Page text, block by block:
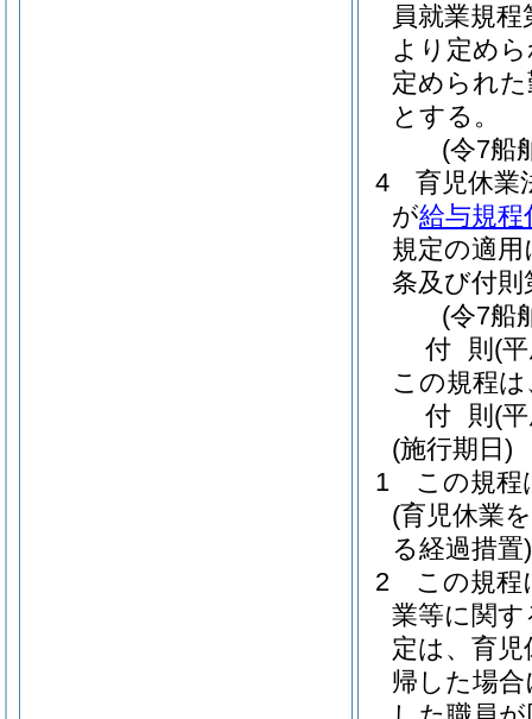
員就業規
より定め
定められ
とする。
(令7船
4
育児休業
が給与規程
規定の適
条及び付
(令7船
付 則 (
この規程
付 則 (
(施行期日)
1
この規程
(育児休業
る経過措置)
2
この規程
業等に関す
定は、育
帰した場